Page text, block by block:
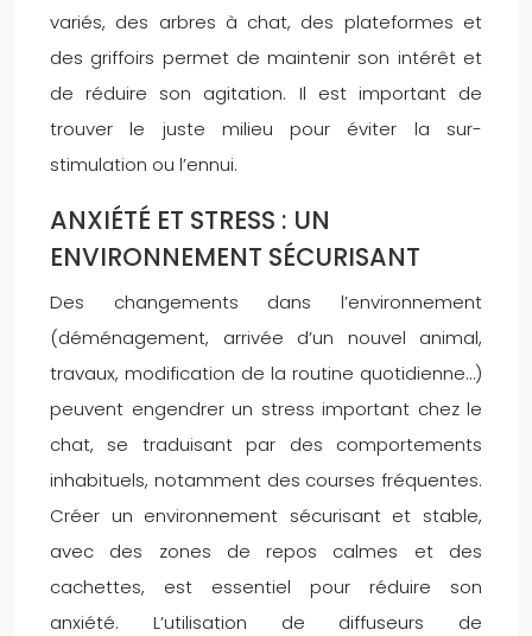
variés, des arbres à chat, des plateformes et
des griffoirs permet de maintenir son intérêt et
de réduire son agitation. Il est important de
trouver le juste milieu pour éviter la sur-
stimulation ou l’ennui.
ANXIÉTÉ ET STRESS : UN
ENVIRONNEMENT SÉCURISANT
Des changements dans l’environnement
(déménagement, arrivée d’un nouvel animal,
travaux, modification de la routine quotidienne…)
peuvent engendrer un stress important chez le
chat, se traduisant par des comportements
inhabituels, notamment des courses fréquentes.
Créer un environnement sécurisant et stable,
avec des zones de repos calmes et des
cachettes, est essentiel pour réduire son
anxiété. L’utilisation de diffuseurs de